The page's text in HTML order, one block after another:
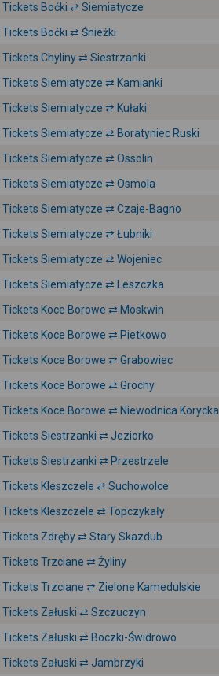
Tickets Boćki ⇄ Siemiatycze
Tickets Boćki ⇄ Śnieżki
Tickets Chyliny ⇄ Siestrzanki
Tickets Siemiatycze ⇄ Kamianki
Tickets Siemiatycze ⇄ Kułaki
Tickets Siemiatycze ⇄ Boratyniec Ruski
Tickets Siemiatycze ⇄ Ossolin
Tickets Siemiatycze ⇄ Osmola
Tickets Siemiatycze ⇄ Czaje-Bagno
Tickets Siemiatycze ⇄ Łubniki
Tickets Siemiatycze ⇄ Wojeniec
Tickets Siemiatycze ⇄ Leszczka
Tickets Koce Borowe ⇄ Moskwin
Tickets Koce Borowe ⇄ Pietkowo
Tickets Koce Borowe ⇄ Grabowiec
Tickets Koce Borowe ⇄ Grochy
Tickets Koce Borowe ⇄ Niewodnica Korycka
Tickets Siestrzanki ⇄ Jeziorko
Tickets Siestrzanki ⇄ Przestrzele
Tickets Kleszczele ⇄ Suchowolce
Tickets Kleszczele ⇄ Topczykały
Tickets Zdręby ⇄ Stary Skazdub
Tickets Trzciane ⇄ Żyliny
Tickets Trzciane ⇄ Zielone Kamedulskie
Tickets Załuski ⇄ Szczuczyn
Tickets Załuski ⇄ Boczki-Świdrowo
Tickets Załuski ⇄ Jambrzyki